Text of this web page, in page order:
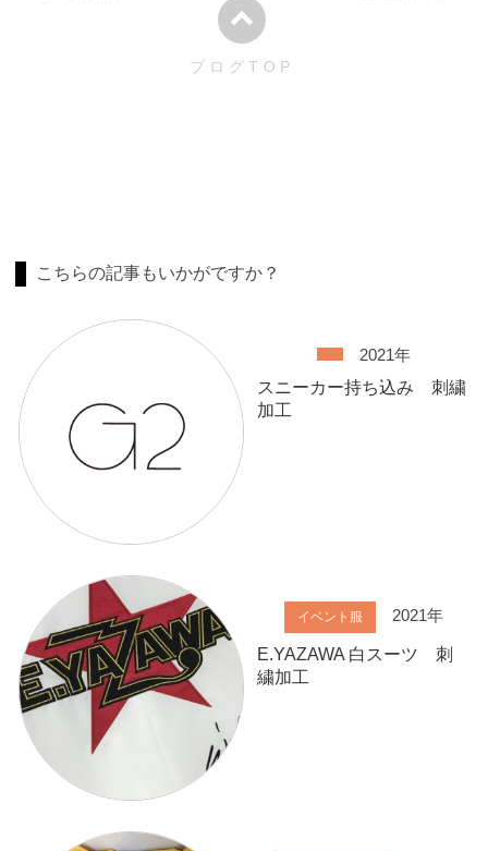
ブログTOP
こちらの記事もいかがですか？
2021年
スニーカー持ち込み 刺繍
加工
イベント服 2021年
E.YAZAWA 白スーツ 刺
繍加工